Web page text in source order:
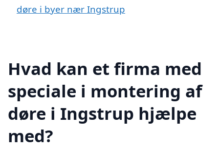
døre i byer nær Ingstrup
Hvad kan et firma med
speciale i montering af
døre i Ingstrup hjælpe
med?